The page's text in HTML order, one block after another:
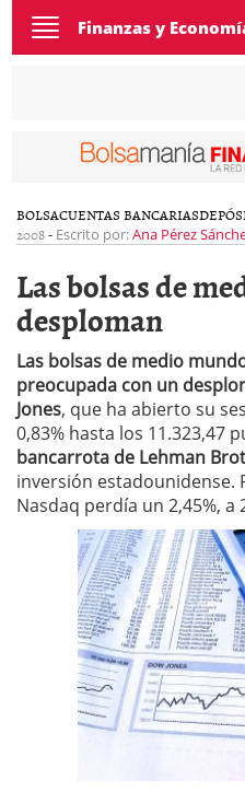
Toggle
navigation
Finanzas y
BOLSACUENTAS BANCARIAS
2008- Escrito por:Ana Pérez
Las bolsas de
desploman
Las bolsas de medio
preocupada con un
Jones, que ha abierto su
0,83% hasta los 11.323,47
bancarrota de Lehman
inversión estadounidense.
Nasdaq perdía un 2,45%, a